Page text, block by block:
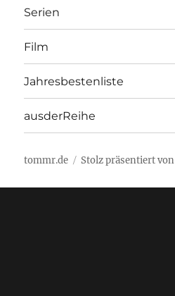
Serien
Film
Jahresbestenliste
ausderReihe
tommr.de Stolz präsentiert